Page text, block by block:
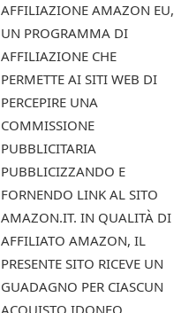
AFFILIAZIONE AMAZON EU,
UN PROGRAMMA DI
AFFILIAZIONE CHE
PERMETTE AI SITI WEB DI
PERCEPIRE UNA
COMMISSIONE
PUBBLICITARIA
PUBBLICIZZANDO E
FORNENDO LINK AL SITO
AMAZON.IT. IN QUALITÀ DI
AFFILIATO AMAZON, IL
PRESENTE SITO RICEVE UN
GUADAGNO PER CIASCUN
ACQUISTO IDONEO.